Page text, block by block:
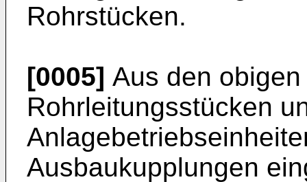
Rohrstücken.
[0005] Aus den
Rohrleitungsstücken
Ausbaukupplungen